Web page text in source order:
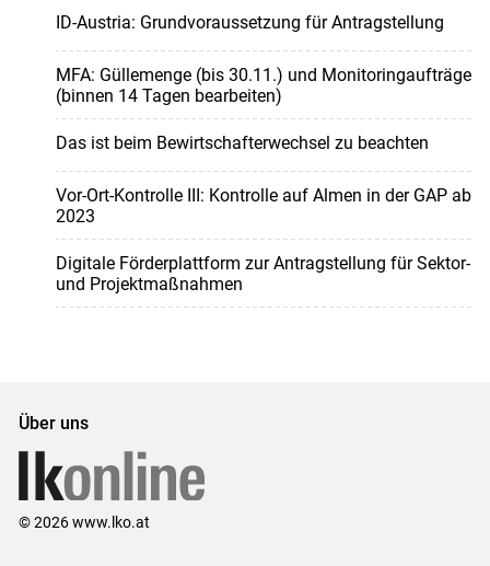
ID-Austria: Grundvoraussetzung für Antragstellung
MFA: Güllemenge (bis 30.11.) und Monitoringaufträge
(binnen 14 Tagen bearbeiten)
Das ist beim Bewirtschafterwechsel zu beachten
Vor-Ort-Kontrolle III: Kontrolle auf Almen in der GAP ab
2023
Digitale Förderplattform zur Antragstellung für Sektor-
und Projektmaßnahmen
Über uns
© 2026 www.lko.at